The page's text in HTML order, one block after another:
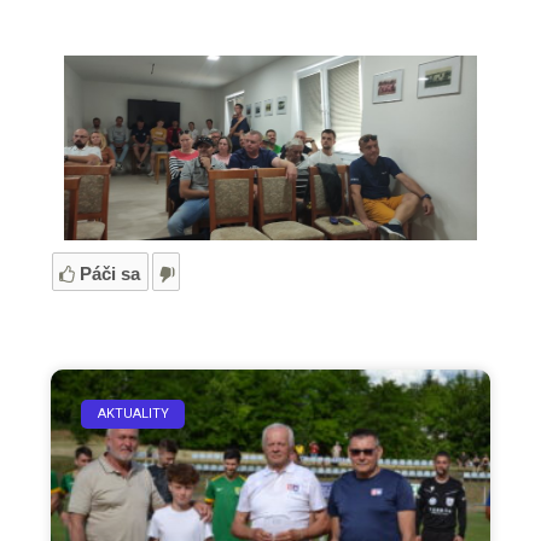
Páči sa
AKTUALITY